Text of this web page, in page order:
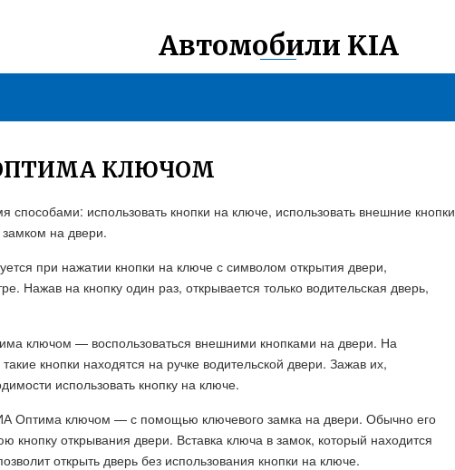
Автомобили KIA
КЛЮЧОМ
использовать кнопки на ключе, использовать внешние кнопки
на двери.
при нажатии кнопки на ключе с символом открытия двери,
Нажав на кнопку один раз, открывается только водительская дверь,
ключом — воспользоваться внешними кнопками на двери. На
кнопки находятся на ручке водительской двери. Зажав их,
использовать кнопку на ключе.
Оптима ключом — с помощью ключевого замка на двери. Обычно его
открывания двери. Вставка ключа в замок, который находится
открыть дверь без использования кнопки на ключе.